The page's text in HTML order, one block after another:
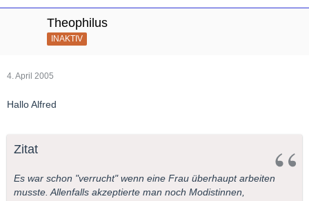
Theophilus
INAKTIV
4. April 2005
Hallo Alfred
Zitat
Es war schon "verrucht" wenn eine Frau überhaupt arbeiten
musste. Allenfalls akzeptierte man noch Modistinnen,